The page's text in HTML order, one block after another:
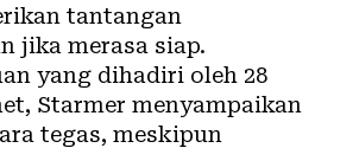
tantangan
jika merasa siap.
yang dihadiri oleh 28
Starmer menyampaikan
tegas, meskipun